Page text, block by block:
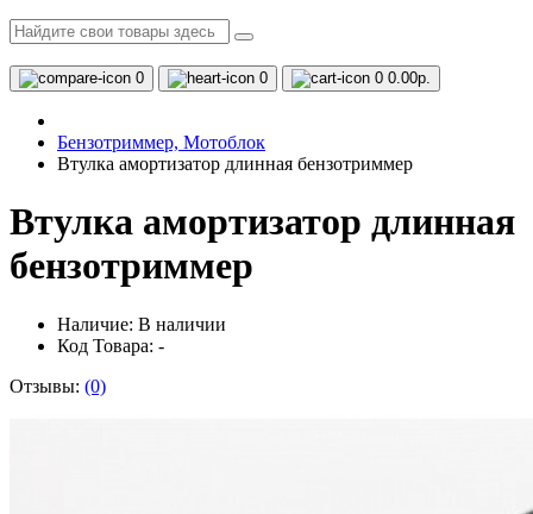
0 0 0 0.00р.
Бензотриммер, Мотоблок
Втулка амортизатор длинная бензотриммер
Втулка амортизатор длинная
бензотриммер
Наличие: В наличии
Код Товара: -
Отзывы: (0)